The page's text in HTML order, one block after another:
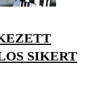
SIKERT